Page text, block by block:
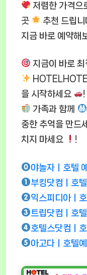
저렴한 가격으
곳
추천 드립니
지금 바로 예약해
지금이 바로
을 시작하세요
!
가족과 함께
중한 추억을 만드
치지 마세요
!
야놀자ㅣ호텔
부킹닷컴ㅣ호
익스피디아ㅣ
트립닷컴ㅣ호
호텔스닷컴ㅣ
아고다ㅣ호텔